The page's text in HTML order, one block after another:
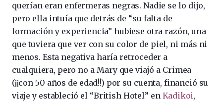
querían eran enfermeras negras. Nadie se lo dijo,
pero ella intuía que detrás de “su falta de
formación y experiencia” hubiese otra razón, una
que tuviera que ver con su color de piel, ni más ni
menos. Esta negativa haría retroceder a
cualquiera, pero no a Mary que viajó a Crimea
(¡¡con 50 años de edad!!) por su cuenta, financió su
viaje y estableció el “British Hotel” en Kadikoi,